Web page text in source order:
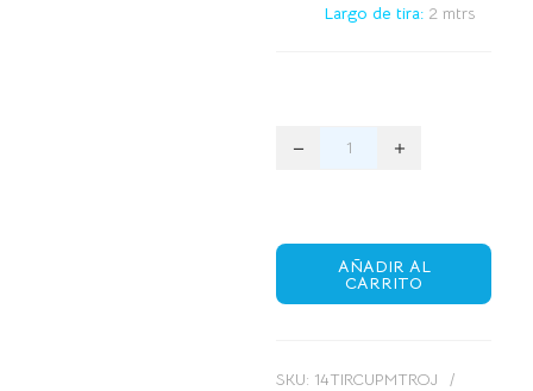
Largo de tira: 2 mtrs
AÑADIR AL
CARRITO
SKU: 14TIRCUPMTROJ